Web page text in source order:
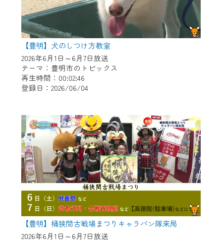
【豊明】犬のしつけ方教室
2026年6月1日～6月7日放送
テーマ：豊明市のトピックス
再生時間：00:02:46
登録日：2026/06/04
【豊明】桶狭間古戦場まつりキャラバン隊来局
2026年6月1日～6月7日放送